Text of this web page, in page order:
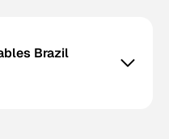
Brazil